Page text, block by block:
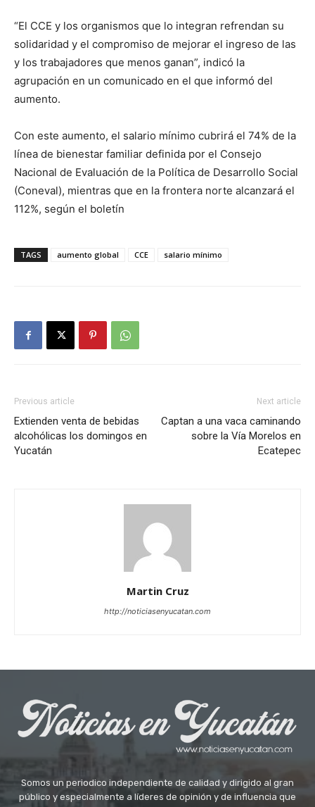
“El CCE y los organismos que lo integran refrendan su
solidaridad y el compromiso de mejorar el ingreso de las
y los trabajadores que menos ganan”, indicó la
agrupación en un comunicado en el que informó del
aumento.
Con este aumento, el salario mínimo cubrirá el 74% de la
línea de bienestar familiar definida por el Consejo
Nacional de Evaluación de la Política de Desarrollo Social
(Coneval), mientras que en la frontera norte alcanzará el
112%, según el boletín
TAGS aumento global CCE salario mínimo
Previous article
Extienden venta de bebidas
alcohólicas los domingos en
Yucatán
Next article
Captan a una vaca caminando
sobre la Vía Morelos en
Ecatepec
Martin Cruz
http://noticiasenyucatan.com
Somos un periodico independiente de calidad y dirigido al gran
público y especialmente a líderes de opinión y de influencia que